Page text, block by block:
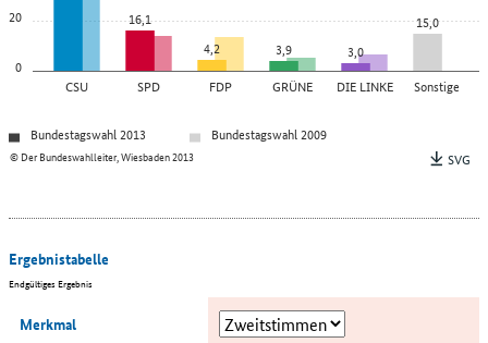
0
20
CSU SPD FDP GRÜNE DIE LINKE Sonstige
16,1
4,2
3,9 3,0
15,0
© Der Bundeswahlleiter, Wiesbaden 2013
Bundestagswahl 2013
Bundestagswahl 2009
SVG
Ergebnistabelle
Endgültiges Ergebnis
Merkmal